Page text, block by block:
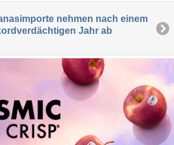
nehmen nach einem
Jahr ab